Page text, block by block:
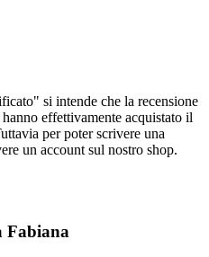
si intende che la recensione
effettivamente acquistato il
per poter scrivere una
un account sul nostro shop.
Fabiana